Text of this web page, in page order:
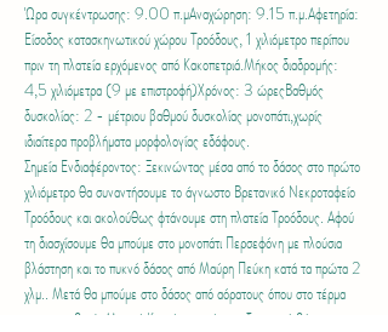
Ώρα συγκέντρωσης: 9.00 π.μΑναχώρηση: 9.15 π.μ.Αφετηρία:
Είσοδος κατασκηνωτικού χώρου Τροόδους, 1 χιλιόμετρο περίπου
πριν τη πλατεία ερχόμενος από Κακοπετριά.Μήκος διαδρομής:
4,5 χιλιόμετρα (9 με επιστροφή)Χρόνος: 3 ώρεςΒαθμός
δυσκολίας: 2 - μέτριου βαθμού δυσκολίας μονοπάτι,χωρίς
ιδιαίτερα προβλήματα μορφολογίας εδάφους.
Σημεία Ενδιαφέροντος: Ξεκινώντας μέσα από το δάσος στο πρώτο
χιλιόμετρο θα συναντήσουμε το άγνωστο Βρετανικό Νεκροταφείο
Τροόδους και ακολούθως φτάνουμε στη πλατεία Τροόδους. Αφού
τη διασχίσουμε θα μπούμε στο μονοπάτι Περσεφόνη με πλούσια
βλάστηση και το πυκνό δάσος από Μαύρη Πεύκη κατά τα πρώτα 2
χλμ.. Μετά θα μπούμε στο δάσος από αόρατους όπου στο τέρμα
στην τοποθεσία Μακριά Κοντάρκα υπάρχει εξαιρετική θέα.